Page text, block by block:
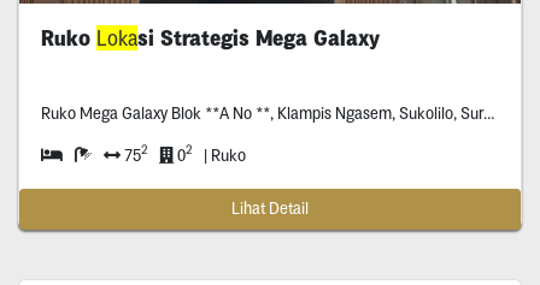
Ruko Lokasi Strategis Mega Galaxy
Ruko Mega Galaxy Blok **A No **, Klampis Ngasem, Sukolilo, Surabaya
752 02 | Ruko
Lihat Detail